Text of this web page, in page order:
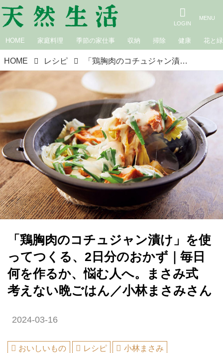
HOME 家庭料理 季節の家仕事 収納 掃除 健康 花と緑
HOME レシピ 「鶏胸肉のコチュジャン漬け」を使ってつくる、2日分のおかず｜毎日何を作るか、悩む人へ。まさみ式 考えない晩ごはん／小林まさみさん
「鶏胸肉のコチュジャン漬け」を使
ってつくる、2日分のおかず｜毎日
何を作るか、悩む人へ。まさみ式
考えない晩ごはん／小林まさみさん
2024-03-16
おいしいもの レシピ
小林まさみ